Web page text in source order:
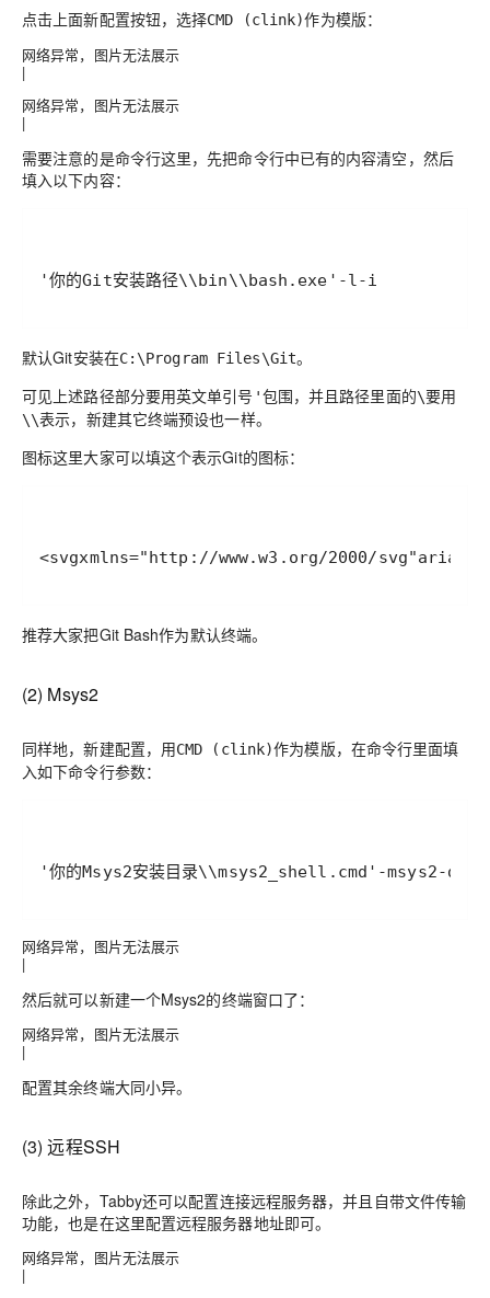
点击上面新配置按钮，选择CMD (clink)作为模版：
网络异常，图片无法展示
|
网络异常，图片无法展示
|
需要注意的是命令行这里，先把命令行中已有的内容清空，然后
填入以下内容：
'你的Git安装路径\\bin\\bash.exe' -l-i
默认Git安装在C:\Program Files\Git。
可见上述路径部分要用英文单引号 '包围，并且路径里面的\要用
\\表示，新建其它终端预设也一样。
图标这里大家可以填这个表示Git的图标：
<svgxmlns="http://www.w3.org/2000/svg"aria-
推荐大家把Git Bash作为默认终端。
(2) Msys2
同样地，新建配置，用CMD (clink)作为模版，在命令行里面填
入如下命令行参数：
'你的Msys2安装目录\\msys2_shell.cmd' -msys2-
网络异常，图片无法展示
|
然后就可以新建一个Msys2的终端窗口了：
网络异常，图片无法展示
|
配置其余终端大同小异。
(3) 远程SSH
除此之外，Tabby还可以配置连接远程服务器，并且自带文件传输
功能，也是在这里配置远程服务器地址即可。
网络异常，图片无法展示
|